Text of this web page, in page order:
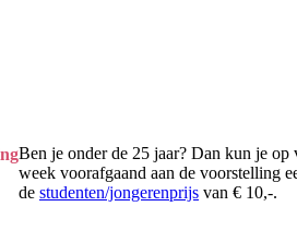
Ben je onder de 25 jaar? Dan kun je
week voorafgaand aan de voorstelling
de studenten/jongerenprijs van € 10,-.